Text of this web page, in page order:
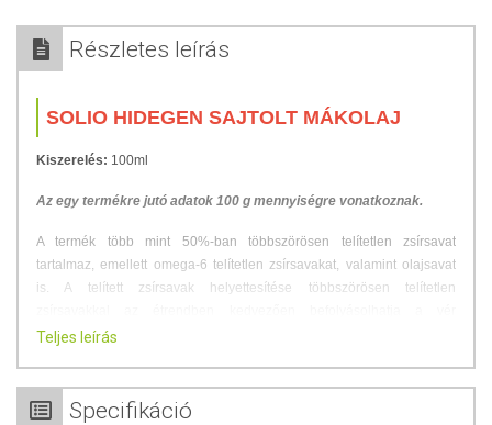
Részletes leírás
SOLIO HIDEGEN SAJTOLT MÁKOLAJ
Kiszerelés: 100ml
Az egy termékre jutó adatok 100 g mennyiségre vonatkoznak.
A termék több mint 50%-ban többszörösen telítetlen zsírsavat
tartalmaz, emellett omega-6 telítetlen zsírsavakat, valamint olajsavat
is. A telített zsírsavak helyettesítése többszörösen telítetlen
koleszterinszintjét. Elősegítheti a szellemi teljesítőképességet.
Lassíthatja a csontszövetek lebomlását, és elősegítheti azok
Teljes leírás
Specifikáció